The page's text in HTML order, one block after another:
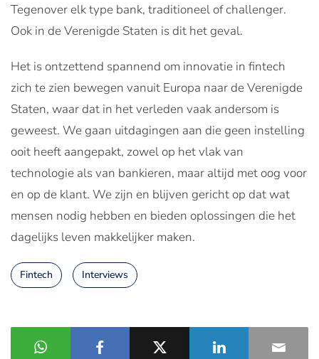
Tegenover elk type bank, traditioneel of challenger.
Ook in de Verenigde Staten is dit het geval.
Het is ontzettend spannend om innovatie in fintech
zich te zien bewegen vanuit Europa naar de Verenigde
Staten, waar dat in het verleden vaak andersom is
geweest. We gaan uitdagingen aan die geen instelling
ooit heeft aangepakt, zowel op het vlak van
technologie als van bankieren, maar altijd met oog voor
en op de klant. We zijn en blijven gericht op dat wat
mensen nodig hebben en bieden oplossingen die het
dagelijks leven makkelijker maken.
Fintech Interviews